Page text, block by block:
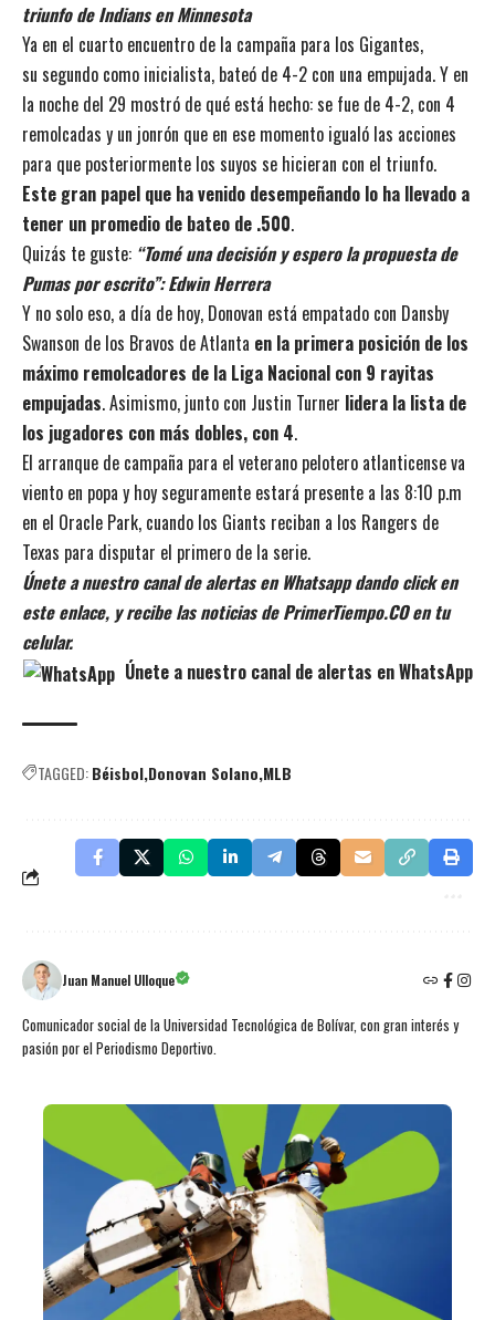
triunfo de Indians en Minnesota
Ya en el cuarto encuentro de la campaña para los Gigantes,
su segundo como inicialista, bateó de 4-2 con una empujada. Y en
la noche del 29 mostró de qué está hecho: se fue de 4-2, con 4
remolcadas y un jonrón que en ese momento igualó las acciones
para que posteriormente los suyos se hicieran con el triunfo.
Este gran papel que ha venido desempeñando lo ha llevado a
tener un promedio de bateo de .500.
Quizás te guste: “Tomé una decisión y espero la propuesta de
Pumas por escrito”: Edwin Herrera
Y no solo eso, a día de hoy, Donovan está empatado con Dansby
Swanson de los Bravos de Atlanta en la primera posición de los
máximo remolcadores de la Liga Nacional con 9 rayitas
empujadas. Asimismo, junto con Justin Turner lidera la lista de
los jugadores con más dobles, con 4.
El arranque de campaña para el veterano pelotero atlanticense va
viento en popa y hoy seguramente estará presente a las 8:10 p.m
en el Oracle Park, cuando los Giants reciban a los Rangers de
Texas para disputar el primero de la serie.
Únete a nuestro canal de alertas en Whatsapp dando click en
este enlace, y recibe las noticias de PrimerTiempo.CO en tu
celular.
Únete a nuestro canal de alertas en WhatsApp
TAGGED:Béisbol Donovan Solano MLB
Juan Manuel Ulloque
Comunicador social de la Universidad Tecnológica de Bolívar, con gran interés y
pasión por el Periodismo Deportivo.